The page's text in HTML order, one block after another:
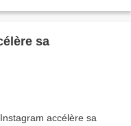
sa